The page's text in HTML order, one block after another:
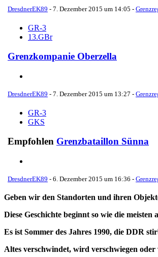
DresdnerEK89 - 7. Dezember 2015 um 14:05 -
GR-3
13.GBr
Grenzkompanie Oberzella
DresdnerEK89 - 7. Dezember 2015 um 13:27 -
GR-3
GKS
Empfohlen Grenzbataillon Sünna
DresdnerEK89 - 6. Dezember 2015 um 16:36 -
Geben wir den Standorten und ihren
Diese Geschichte beginnt so wie die
Es ist Sommer des Jahres 1990, die DDR
Altes verschwindet, wird verschwiegen oder